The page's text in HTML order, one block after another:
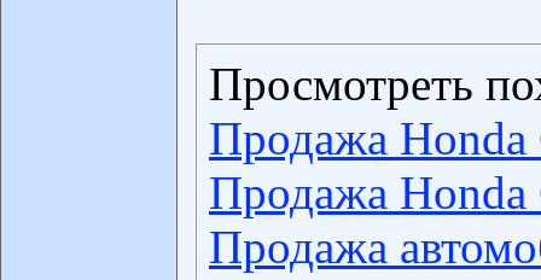
Просмотреть
Продажа
Продажа
Продажа